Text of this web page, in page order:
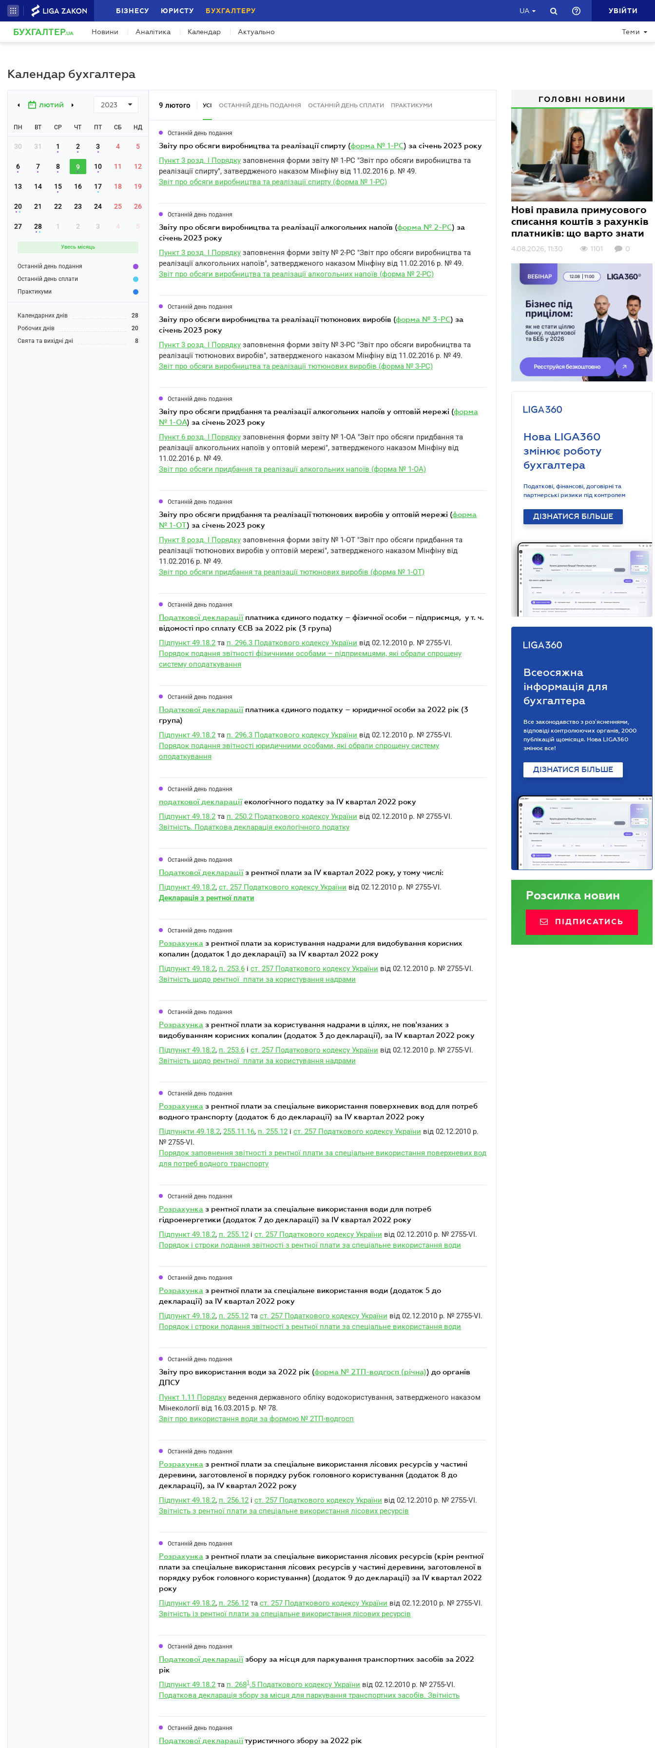
БІЗНЕСУ ЮРИСТУ БУХГАЛТЕРУ UA УВІЙТИ
БУХГАЛТЕР.UA Новини Аналітика Календар Актуально Теми
Календар бухгалтера
лютий 2023
ПН ВТ СР ЧТ ПТ СБ НД
30 31 1 2 3 4 5
6 7 8 9 10 11 12
13 14 15 16 17 18 19
20 21 22 23 24 25 26
27 28 1 2 3 4 5
Увесь місяць
Останній день подання
Останній день сплати
Практикуми
Календарних днів
28
Робочих днів
20
Свята та вихідні дні
8
9 лютого УСІ ОСТАННІЙ ДЕНЬ ПОДАННЯ ОСТАННІЙ ДЕНЬ СПЛАТИ ПРАКТИКУМИ
Останній день подання
звіту про обсяги виробництва та реалізації спирту (форма № 1-РС) за січень 2023 року
Пункт 3 розд. I Порядку заповнення форми звіту № 1-РС "Звіт про обсяги виробництва та
реалізації спирту", затвердженого наказом Мінфіну від 11.02.2016 р. № 49.
Звіт про обсяги виробництва та реалізації спирту (форма № 1-РС)
Останній день подання
звіту про обсяги виробництва та реалізації алкогольних напоїв (форма № 2-РС) за
січень 2023 року
Пункт 3 розд. I Порядку заповнення форми звіту № 2-РС "Звіт про обсяги виробництва та
реалізації алкогольних напоїв", затвердженого наказом Мінфіну від 11.02.2016 р. № 49.
Звіт про обсяги виробництва та реалізації алкогольних напоїв (форма № 2-РС)
Останній день подання
звіту про обсяги виробництва та реалізації тютюнових виробів (форма № 3-РС) за
січень 2023 року
Пункт 3 розд. I Порядку заповнення форми звіту № 3-РС "Звіт про обсяги виробництва та
реалізації тютюнових виробів", затвердженого наказом Мінфіну від 11.02.2016 р. № 49.
Звіт про обсяги виробництва та реалізації тютюнових виробів (форма № 3-РС)
Останній день подання
звіту про обсяги придбання та реалізації алкогольних напоїв у оптовій мережі (форма
№ 1-ОА) за січень 2023 року
Пункт 6 розд. I Порядку заповнення форми звіту № 1-ОА "Звіт про обсяги придбання та
реалізації алкогольних напоїв у оптовій мережі", затвердженого наказом Мінфіну від
11.02.2016 р. № 49.
Звіт про обсяги придбання та реалізації алкогольних напоїв (форма № 1-ОА)
Останній день подання
звіту про обсяги придбання та реалізації тютюнових виробів у оптовій мережі (форма
№ 1-ОТ) за січень 2023 року
Пункт 8 розд. I Порядку заповнення форми звіту № 1-ОТ "Звіт про обсяги придбання та
реалізації тютюнових виробів у оптовій мережі", затвердженого наказом Мінфіну від
11.02.2016 р. № 49.
Звіт про обсяги придбання та реалізації тютюнових виробів (форма № 1-ОТ)
Останній день подання
податкової декларації платника єдиного податку – фізичної особи – підприємця, у т. ч.
відомості про сплату ЄСВ за 2022 рік (3 група)
Підпункт 49.18.2 та п. 296.3 Податкового кодексу України від 02.12.2010 р. № 2755-VI.
Порядок подання звітності фізичними особами – підприємцями, які обрали спрощену
систему оподаткування
Останній день подання
податкової декларації платника єдиного податку – юридичної особи за 2022 рік (3
група)
Підпункт 49.18.2 та п. 296.3 Податкового кодексу України від 02.12.2010 р. № 2755-VI.
Порядок подання звітності юридичними особами, які обрали спрощену систему
оподаткування
Останній день подання
податкової декларації екологічного податку за IV квартал 2022 року
Підпункт 49.18.2 та п. 250.2 Податкового кодексу України від 02.12.2010 р. № 2755-VI.
Звітність. Податкова декларація екологічного податку
Останній день подання
податкової декларації з рентної плати за IV квартал 2022 року, у тому числі:
Підпункт 49.18.2, ст. 257 Податкового кодексу України від 02.12.2010 р. № 2755-VI.
Декларація з рентної плати
Останній день подання
розрахунка з рентної плати за користування надрами для видобування корисних
копалин (додаток 1 до декларації) за IV квартал 2022 року
Підпункт 49.18.2, п. 253.6 і ст. 257 Податкового кодексу України від 02.12.2010 р. № 2755-VI.
Звітність щодо рентної плати за користування надрами
Останній день подання
розрахунка з рентної плати за користування надрами в цілях, не пов'язаних з
видобуванням корисних копалин (додаток 3 до декларації), за IV квартал 2022 року
Підпункт 49.18.2, п. 253.6 і ст. 257 Податкового кодексу України від 02.12.2010 р. № 2755-VI.
Звітність щодо рентної плати за користування надрами
Останній день подання
розрахунка з рентної плати за спеціальне використання поверхневих вод для потреб
водного транспорту (додаток 6 до декларації) за IV квартал 2022 року
Підпункти 49.18.2, 255.11.16, п. 255.12 і ст. 257 Податкового кодексу України від 02.12.2010 р.
№ 2755-VI.
Порядок заповнення звітності з рентної плати за спеціальне використання поверхневих вод
для потреб водного транспорту
Останній день подання
розрахунка з рентної плати за спеціальне використання води для потреб
гідроенергетики (додаток 7 до декларації) за IV квартал 2022 року
Підпункт 49.18.2, п. 255.12 і ст. 257 Податкового кодексу України від 02.12.2010 р. № 2755-VI.
Порядок і строки подання звітності з рентної плати за спеціальне використання води
Останній день подання
розрахунка з рентної плати за спеціальне використання води (додаток 5 до
декларації) за IV квартал 2022 року
Підпункт 49.18.2, п. 255.12 та ст. 257 Податкового кодексу України від 02.12.2010 р. № 2755-VI.
Порядок і строки подання звітності з рентної плати за спеціальне використання води
Останній день подання
звіту про використання води за 2022 рік (форма № 2ТП-водгосп (річна)) до органів
ДПСУ
Пункт 1.11 Порядку ведення державного обліку водокористування, затвердженого наказом
Мінекології від 16.03.2015 р. № 78.
Звіт про використання води за формою № 2ТП-водгосп
Останній день подання
розрахунка з рентної плати за спеціальне використання лісових ресурсів у частині
деревини, заготовленої в порядку рубок головного користування (додаток 8 до
декларації), за IV квартал 2022 року
Підпункт 49.18.2, п. 256.12 і ст. 257 Податкового кодексу України від 02.12.2010 р. № 2755-VI.
Звітність з рентної плати за спеціальне використання лісових ресурсів
Останній день подання
розрахунка з рентної плати за спеціальне використання лісових ресурсів (крім рентної
плати за спеціальне використання лісових ресурсів у частині деревини, заготовленої в
порядку рубок головного користування) (додаток 9 до декларації) за IV квартал 2022
року
Підпункт 49.18.2, п. 256.12 та ст. 257 Податкового кодексу України від 02.12.2010 р. № 2755-VI.
Звітність із рентної плати за спеціальне використання лісових ресурсів
Останній день подання
податкової декларації збору за місця для паркування транспортних засобів за 2022
рік
Підпункт 49.18.2 та п. 2681 .5 Податкового кодексу України від 02.12.2010 р. № 2755-VI.
Податкова декларація збору за місця для паркування транспортних засобів. Звітність
Останній день подання
податкової деклараціїтуристичного збору за 2022 рік
ГОЛОВНІ НОВИНИ
Нові правила примусового
списання коштів з рахунків
платників: що варто знати
4.08.2026, 11:30 1101 0
Нова LIGA360
змінює роботу
бухгалтера
Податкові, фінансові, договірні та
партнерські ризики під контролем
ДІЗНАТИСЯ БІЛЬШЕ
Всеосяжна
інформація для
бухгалтера
Все законодавство з розʼясненнями,
відповіді контролюючих органів, 2000
публікацій щомісяця. Нова LIGA360
змінює все!
ДІЗНАТИСЯ БІЛЬШЕ
Розсилка новин
ПІДПИСАТИСЬ